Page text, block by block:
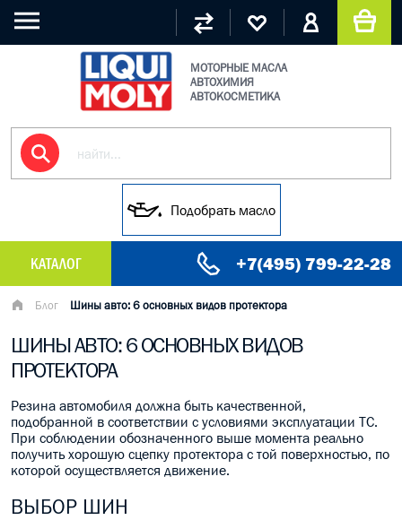
МОТОРНЫЕ МАСЛА
АВТОХИМИЯ
АВТОКОСМЕТИКА
Подобрать масло
КАТАЛОГ +7(495) 799-22-28
МАСЛО МОТОРНОЕ
ГРУЗОВЫЕ МАСЛА
МАСЛО В КОРОБКУ
КОНСИСТЕНТНАЯ СМАЗКА
БОЧКИ МАСЛА
Блог Шины авто: 6 основных видов протектора
ШИНЫ АВТО: 6 ОСНОВНЫХ ВИДОВ
ПРОТЕКТОРА
Резина автомобиля должна быть качественной,
подобранной в соответствии с условиями эксплуатации ТС.
При соблюдении обозначенного выше момента реально
получить хорошую сцепку протектора с той поверхностью, по
которой осуществляется движение.
ВЫБОР ШИН